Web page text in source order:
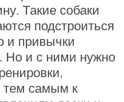
Такие собаки
подстроиться
и привычки
Но и с ними нужно
тем самым к